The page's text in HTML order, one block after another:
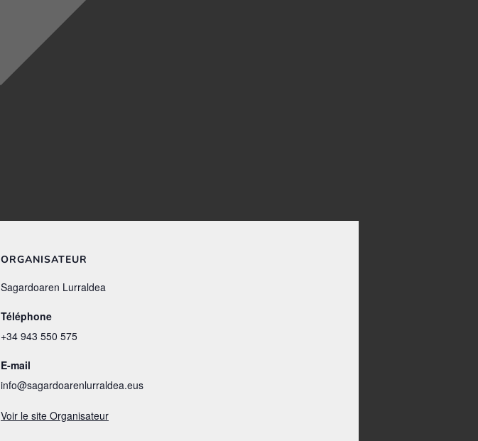
ORGANISATEUR
Sagardoaren Lurraldea
Téléphone
+34 943 550 575
E-mail
info@sagardoarenlurraldea.eus
Voir le site Organisateur